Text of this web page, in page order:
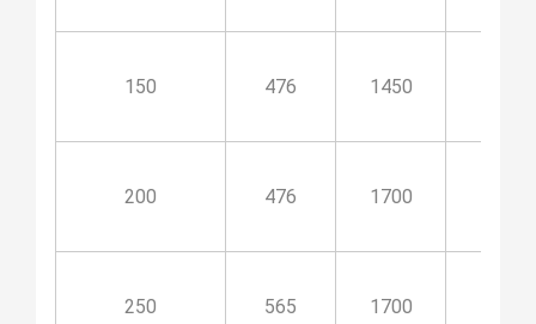
150 476 1450
200 476 1700
250 565 1700